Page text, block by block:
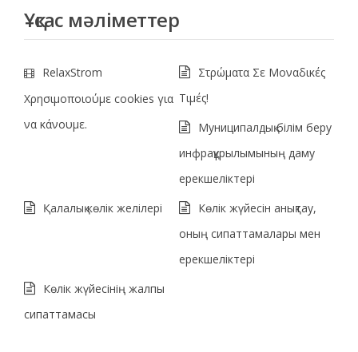
Ұқсас мәліметтер
RelaxStrom
Χρησιμοποιούμε cookies για
να κάνουμε.
Στρώματα Σε Μοναδικές
Τιμές!
Муниципалдық білім беру
инфрақұрылымының даму
ерекшеліктері
Қалалық көлік желілері
Көлік жүйесін анықтау,
оның сипаттамалары мен
ерекшеліктері
Көлік жүйесінің жалпы
сипаттамасы